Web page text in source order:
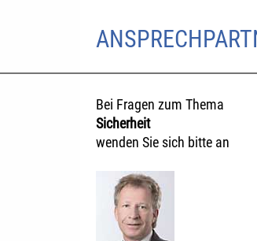
Bei Fragen zum Thema
Sicherheit
wenden Sie sich bitte an